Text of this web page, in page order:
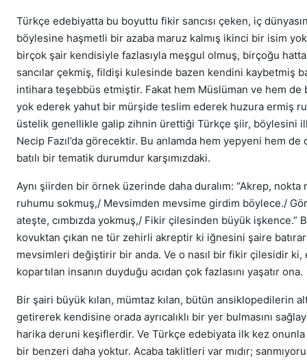
Türkçe edebiyatta bu boyuttu fikir sancısı çeken, iç
böylesine haşmetli bir azaba maruz kalmış ikinci bir isim
birçok şair kendisiyle fazlasıyla meşgul olmuş, birçoğu
sancılar çekmiş, fildişi kulesinde bazen kendini kaybetmiş
intihara teşebbüs etmiştir. Fakat hem Müslüman ve hem de
yok ederek yahut bir mürşide teslim ederek huzura ermiş
üstelik genellikle galip zihnin ürettiği Türkçe şiir, böylesini
Necip Fazıl’da görecektir. Bu anlamda hem yepyeni hem de
batılı bir tematik durumdur karşımızdaki.
Aynı şiirden bir örnek üzerinde daha duralım: “Akrep, nokta
ruhumu sokmuş,/ Mevsimden mevsime girdim böylece./
ateşte, cımbızda yokmuş,/ Fikir çilesinden büyük işkence.”
kovuktan çıkan ne tür zehirli akreptir ki iğnesini şaire
mevsimleri değiştirir bir anda. Ve o nasıl bir fikir çilesidir ki,
kopartılan insanın duyduğu acıdan çok fazlasını yaşatır ona.
Bir şairi büyük kılan, mümtaz kılan, bütün ansiklopedilerin
getirerek kendisine orada ayrıcalıklı bir yer bulmasını
harika deruni keşiflerdir. Ve Türkçe edebiyata ilk kez onunla
bir benzeri daha yoktur. Acaba taklitleri var mıdır;